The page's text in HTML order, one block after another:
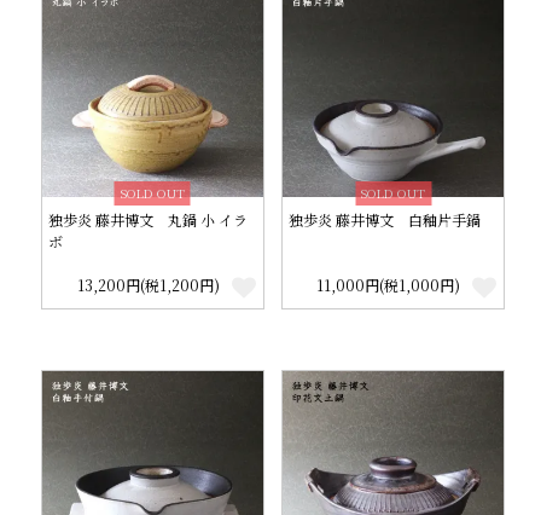
SOLD OUT
独歩炎 藤井博文 丸鍋 小 イラ
ボ
13,200円(税1,200円)
SOLD OUT
独歩炎 藤井博文 白釉片手鍋
11,000円(税1,000円)